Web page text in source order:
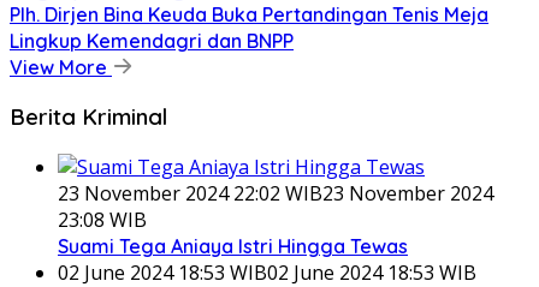
Plh. Dirjen Bina Keuda Buka Pertandingan Tenis Meja
Lingkup Kemendagri dan BNPP
View More
Berita Kriminal
23 November 2024 22:02 WIB23 November 2024
23:08 WIB
Suami Tega Aniaya Istri Hingga Tewas
02 June 2024 18:53 WIB02 June 2024 18:53 WIB